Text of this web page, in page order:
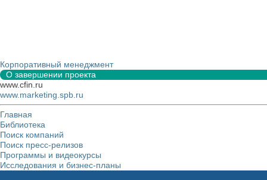
Корпоративный менеджмент
О завершении проекта
www.cfin.ru
www.marketing.spb.ru
Главная
Библиотека
Поиск компаний
Поиск пресс-релизов
Программы и видеокурсы
Исследования и бизнес-планы